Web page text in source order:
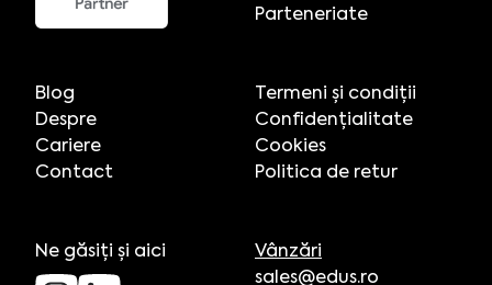
Parteneriate
Blog
Despre
Cariere
Contact
Termeni și condiții
Confidențialitate
Cookies
Politica de retur
Ne găsiți și aici
Vânzări
sales@edus.ro